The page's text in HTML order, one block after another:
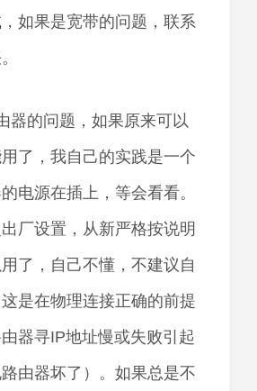
如果是宽带的问题，联系
器的问题，如果原来可以
了，我自己的实践是一个
电源在插上，等会看看。
厂设置，从新严格按说明
了，自己不懂，不建议自
是在物理连接正确的前提
器寻IP地址慢或失败引起
由器坏了）。如果总是不